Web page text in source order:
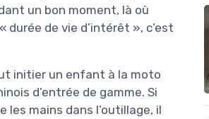
un bon moment, là où
de vie d’intérêt », c’est
initier un enfant à la moto
d’entrée de gamme. Si
mains dans l’outillage, il